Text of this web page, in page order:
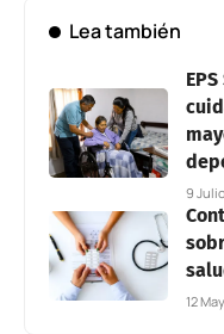
Lea también
9
12